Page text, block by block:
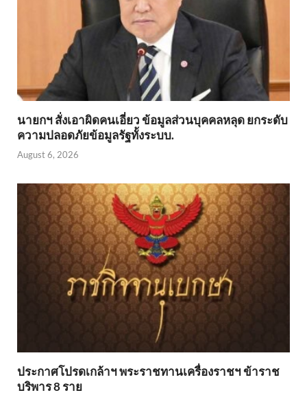
นายกฯ สั่งเอาผิดคนเอี่ยว ข้อมูลส่วนบุคคลหลุด ยกระดับ
ความปลอดภัยข้อมูลรัฐทั้งระบบ.
August 6, 2026
ประกาศโปรดเกล้าฯ พระราชทานเครื่องราชฯ ข้าราช
บริพาร 8 ราย